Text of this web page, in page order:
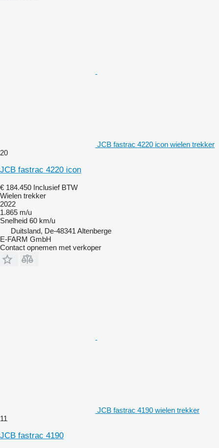
JCB fastrac 4220 icon wielen trekker
20
JCB fastrac 4220 icon
€ 184.450 Inclusief BTW
Wielen trekker
2022
1.865 m/u
Snelheid 60 km/u
Duitsland, De-48341 Altenberge
E-FARM GmbH
Contact opnemen met verkoper
JCB fastrac 4190 wielen trekker
11
JCB fastrac 4190